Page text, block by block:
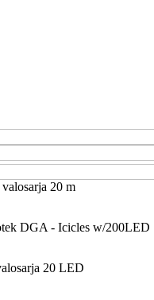
20 m
DGA - Icicles w/200LED
20 LED